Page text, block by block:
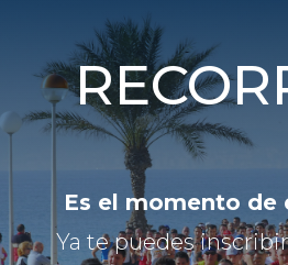
Es el momento de
Ya te puedes